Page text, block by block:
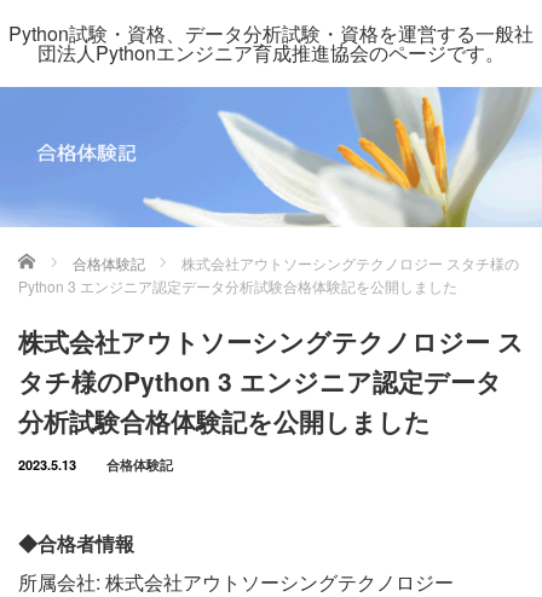
Python試験・資格、データ分析試験・資格を運営する一般社
団法人Pythonエンジニア育成推進協会のページです。
ホーム 合格体験記
株式会社アウトソーシングテクノロジー スタチ様の
Python 3 エンジニア認定データ分析試験合格体験記を公開しました
株式会社アウトソーシングテクノロジー ス
タチ様のPython 3 エンジニア認定データ
分析試験合格体験記を公開しました
2023.5.13 合格体験記
◆合格者情報
所属会社: 株式会社アウトソーシングテクノロジー